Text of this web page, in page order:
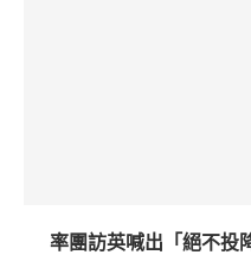
率團訪英喊出「絕不